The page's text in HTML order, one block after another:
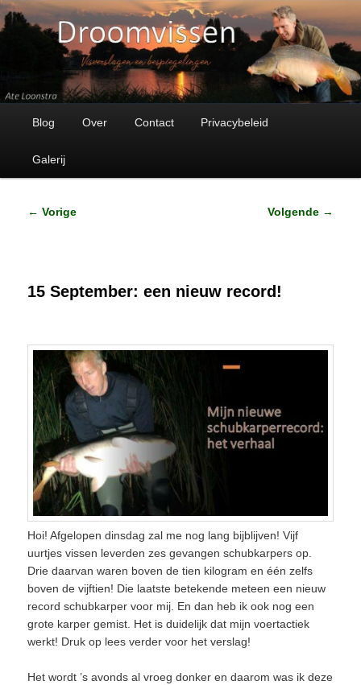
Droomvissen
Visverhalen en bespiegelingen
Spring
naar
Blog Over Contact Privacybeleid
Galerij
Bericht
← Vorige Volgende →
15 September: een nieuw record!
Hoi! Afgelopen dinsdag zal me nog lang bijblijven! Vijf
uurtjes vissen leverden zes gevangen schubkarpers op.
Drie daarvan waren boven de tien kilogram en één zelfs
boven de vijftien! Die laatste betekende meteen een nieuw
record schubkarper voor mij. En dan heb ik ook nog een
grote karper gemist. Het is duidelijk dat mijn voertactiek
werkt! Druk op lees verder voor het verslag!
Het wordt ’s avonds al vroeg donker en daarom was ik deze